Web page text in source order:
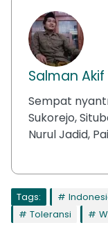
Salman
Sempat
Sukorejo,
Nurul Jadid,
Tags:
Toleransi